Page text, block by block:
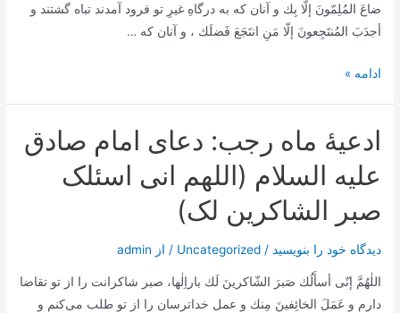
لکل
خیر)
ضاعَ المُلِمّونَ إلّا بِك و آنان که به درگاهِ غیرِ تو فرود آمدند تباه گشتند و
أجدَبَ المُنتَجِعونَ إلّا مَنِ انتَجَعَ فَضلَك ، و آنان که …
ادعیۀ
دعای
امام
صادق
علیه
ادامه »
ادعیۀ ماه رجب: دعای امام صادق
علیه السلام (اللهم انی اسئلک
صبر الشاکرین لک)
دیدگاه‌ خود را بنویسید /
Uncategorized / از admin
اللٰهُمَّ إنّى أسأَلُك صَبرَ الشّاكرينَ لَك باراِلٰها، صبر شاکرانت را از تو تقاضا
دارم و عَمَلَ الخائِفينَ مِنك و عمل خداترسان را از تو طلب می‌کنم و